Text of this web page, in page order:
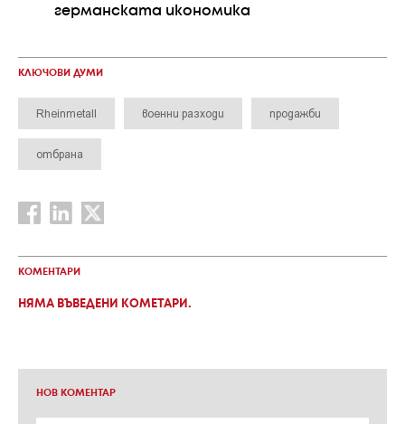
германската икономика
КЛЮЧОВИ ДУМИ
Rheinmetall военни разходи продажби
отбрана
КОМЕНТАРИ
НЯМА ВЪВЕДЕНИ КОМЕТАРИ.
НОВ КОМЕНТАР